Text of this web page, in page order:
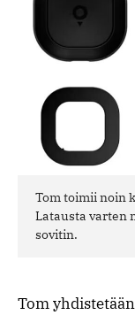
Tom toimii noin
Latausta varten
sovitin.
Tom